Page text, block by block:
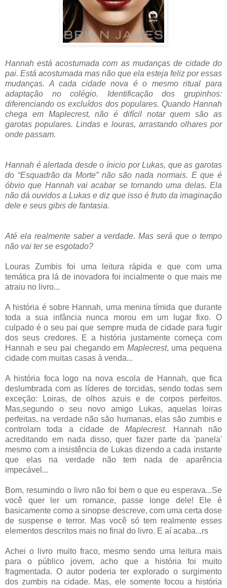
Hannah está acostumada com as mudanças de cidade do
pai. Está acostumada mas não que ela esteja feliz por essas
mudanças. A cada cidade nova é o mesmo ritual para
adaptação no colégio. Identificação dos grupinhos:
diferenciando os excluídos dos populares. Quando Hannah
chega em Maplecrest, não é difícil notar quem são as
garotas populares. Lindas e louras, arrastando olhares por
onde passam.
Hannah é alertada desde o ínicio por Lukas, que as garotas
do “Esquadrão da Morte” não são nada normais. E que é
óbvio que Hannah vai acabar se tornando uma delas. Ela
não dá ouvidos a Lukas e diz que isso é fruto da imaginação
dele e seus gibis de fantasia.
Até ela realmente saber a verdade. Mas será que o tempo
não vai ter se esgotado?
Louras Zumbis foi uma leitura rápida e que com uma
temática pra lá de inovadora foi incialmente o que mais me
atraiu no livro...
A história é sobre Hannah, uma menina tímida que durante
toda a sua infância nunca morou em um lugar fixo. O
culpado é o seu pai que sempre muda de cidade para fugir
dos seus credores. E a história justamente começa com
Hannah e seu pai chegando em Maplecrest, uma pequena
cidade com muitas casas à venda...
A história foca logo na nova escola de Hannah, que fica
deslumbrada com as líderes de torcidas, sendo todas sem
exceção: Loiras, de olhos azuis e de corpos perfeitos.
Mas,segundo o seu novo amigo Lukas, aquelas loiras
perfeitas, na verdade não são humanas, elas são zumbis e
controlam toda a cidade deMaplecrest. Hannah não
acreditando em nada disso, quer fazer parte da 'panela'
mesmo com a insistência de Lukas dizendo a cada instante
que elas na verdade não tem nada de aparência
impecável...
Bom, resumindo o livro não foi bem o que eu esperava...Se
você quer ler um romance, passe longe dele! Ele é
basicamente como a sinopse descreve, com uma certa dose
de suspense e terror. Mas você só tem realmente esses
elementos descritos mais no final do livro. E aí acaba...rs
Achei o livro muito fraco, mesmo sendo uma leitura mais
para o público jovem, acho que a história foi muito
fragmentada. O autor poderia ter explorado o surgimento
dos zumbis na cidade. Mas, ele somente focou a história